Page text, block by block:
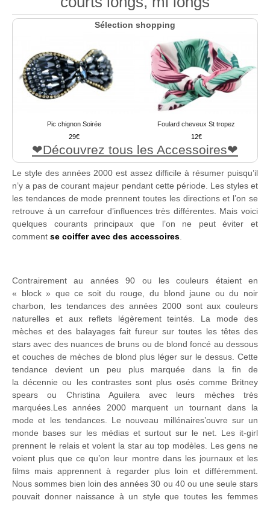
Sélection shopping
Pic chignon Soirée
29
Foulard cheveux St tropez
12
Découvrez tous les Accessoires
Le style des années 2000 est assez difficile à résumer puisqu’il
n’y a pas de courant majeur pendant cette période. Les styles et
les tendances de mode prennent toutes les directions et l’on se
retrouve à un carrefour d’influences très différentes. Mais voici
quelques courants principaux que l’on ne peut éviter et
comment se coiffer avec des accessoires
Contrairement au années 90 ou les couleurs étaient en
« block » que ce soit du rouge, du blond jaune ou du noir
charbon, les tendances des années 2000 sont aux couleurs
naturelles et aux reflets légèrement teintés. La mode des
mèches et des balayages fait fureur sur toutes les têtes des
stars avec des nuances de bruns ou de blond foncé au dessous
et couches de mèches de blond plus léger sur le dessus. Cette
tendance devient un peu plus marquée dans la fin de
la décennie ou les contrastes sont plus osés comme Britney
spears ou Christina Aguilera avec leurs mèches très
marquées.Les années 2000 marquent un tournant dans la
mode et les tendances. Le nouveau millénaires’ouvre sur un
monde bases sur les médias et surtout sur le net. Les it-girl
prennent le relais et volent la star au top modèles. Les gens ne
voient plus que ce qu’on leur montre dans les journaux et les
films mais apprennent à regarder plus loin et différemment.
Nous sommes bien loin des années 30 ou 40 ou une seule stars
pouvait donner naissance à un style que toutes les femmes